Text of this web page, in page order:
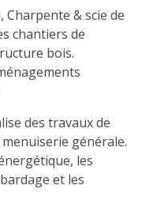
& scie de
chantiers de
bois.
des travaux de
générale.
les
et les